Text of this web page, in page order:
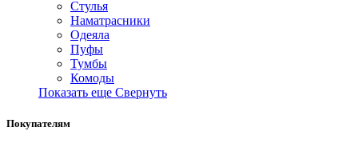
Стулья
Наматрасники
Одеяла
Пуфы
Тумбы
Комоды
Показать еще Свернуть
Покупателям